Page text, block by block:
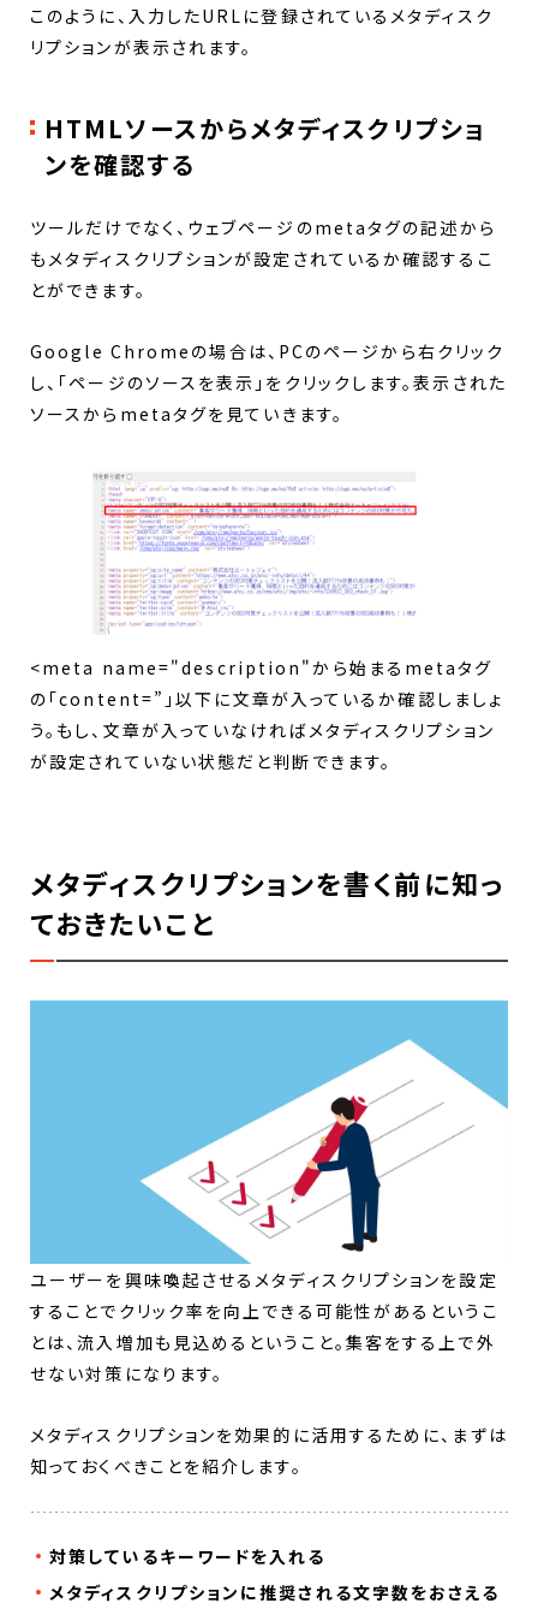
このように、入力したURLに登録されているメタディスク
リプションが表示されます。
HTMLソースからメタディスクリプショ
ンを確認する
ツールだけでなく、ウェブページのmetaタグの記述から
もメタディスクリプションが設定されているか確認するこ
とができます。
Google Chromeの場合は、PCのページから右クリック
し、「ページのソースを表示」をクリックします。表示された
ソースからmetaタグを見ていきます。
<meta name="description"から始まるmetaタグ
の「content=”」以下に文章が入っているか確認しましょ
う。もし、文章が入っていなければメタディスクリプション
が設定されていない状態だと判断できます。
メタディスクリプションを書く前に知っ
ておきたいこと
ユーザーを興味喚起させるメタディスクリプションを設定
することでクリック率を向上できる可能性があるというこ
とは、流入増加も見込めるということ。集客をする上で外
せない対策になります。
メタディスクリプションを効果的に活用するために、まずは
知っておくべきことを紹介します。
対策しているキーワードを入れる
メタディスクリプションに推奨される文字数をおさえる